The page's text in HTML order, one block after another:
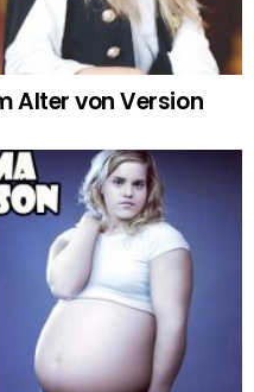
Alter von Version